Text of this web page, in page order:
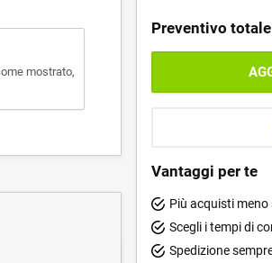
mostrato,
Preventivo totale
Vantaggi per te
Più acquisti meno
Scegli i tempi di
Spedizione